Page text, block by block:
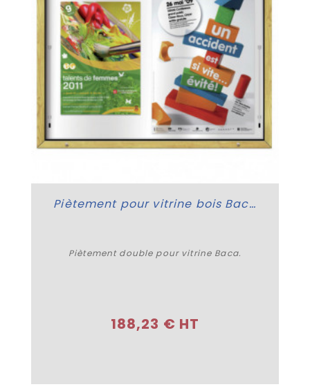
Piètement pour vitrine bois Baca
Piètement double pour vitrine Baca.
188,23 € HT